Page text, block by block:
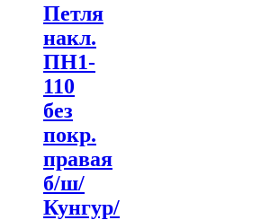
Петля
накл.
ПН1-
110
без
покр.
правая
б/ш/
Кунгур/